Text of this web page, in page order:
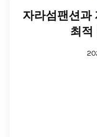
자라섬팬션과
최적